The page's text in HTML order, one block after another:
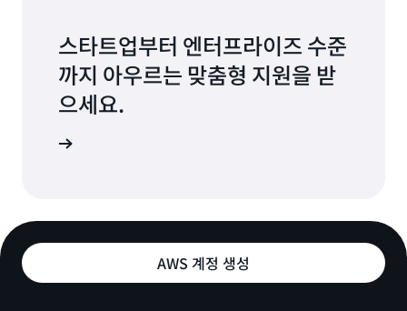
스타트업부터 엔터프라이즈 수준
까지 아우르는 맞춤형 지원을 받
으세요.
AWS 계정 생성